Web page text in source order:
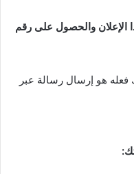
والحصول على رقم
فعله هو إرسال رسالة عبر